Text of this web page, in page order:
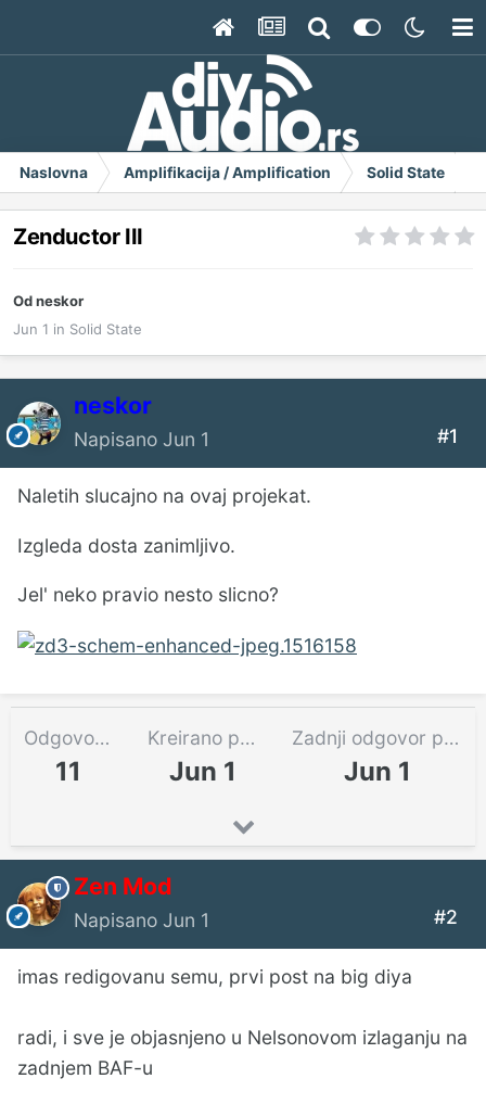
Naslovna Amplifikacija / Amplification Solid State
Zenductor III
Odneskor
Jun 1 in Solid State
neskor
Napisano Jun 1 #1
Naletih slucajno na ovaj projekat.
Izgleda dosta zanimljivo.
Jel' neko pravio nesto slicno?
Odgovora
11
Kreirano pre
Jun 1
Zadnji odgovor pre
Jun 1
Zen Mod
Napisano Jun 1 #2
imas redigovanu semu, prvi post na big diya
radi, i sve je objasnjeno u Nelsonovom izlaganju na
zadnjem BAF-u